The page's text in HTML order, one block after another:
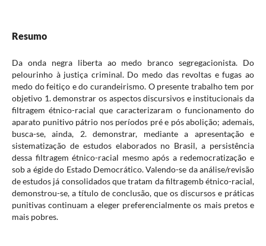
Resumo
Da onda negra liberta ao medo branco segregacionista. Do
pelourinho à justiça criminal. Do medo das revoltas e fugas ao
medo do feitiço e do curandeirismo. O presente trabalho tem por
objetivo 1. demonstrar os aspectos discursivos e institucionais da
filtragem étnico-racial que caracterizaram o funcionamento do
aparato punitivo pátrio nos períodos pré e pós abolição; ademais,
busca-se, ainda, 2. demonstrar, mediante a apresentação e
sistematização de estudos elaborados no Brasil, a persistência
dessa filtragem étnico-racial mesmo após a redemocratização e
sob a égide do Estado Democrático. Valendo-se da análise/revisão
de estudos já consolidados que tratam da filtragemb étnico-racial,
demonstrou-se, a título de conclusão, que os discursos e práticas
punitivas continuam a eleger preferencialmente os mais pretos e
mais pobres.